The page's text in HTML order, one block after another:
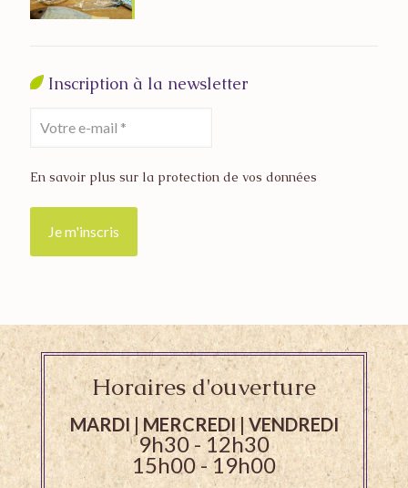
Inscription à la newsletter
En savoir plus sur la protection de vos données
Horaires d'ouverture
MARDI | MERCREDI | VENDREDI
9h30 - 12h30
15h00 - 19h00